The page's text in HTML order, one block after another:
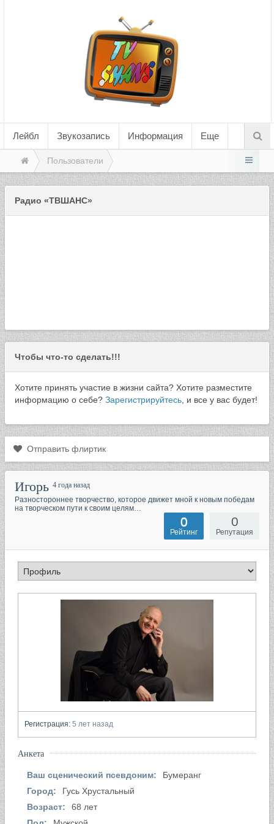
Лейбл Звукозапись Информация Еще
Пользователи
Радио «ТВШАНС»
Чтобы что-то сделать!!!
Хотите принять участие в жизни сайта? Хотите разместите
информацию о себе? Зарегистрируйтесь , и все у вас будет!
Отправить флиртик
Игорь 4 года назад
Разностороннее творчество, которое движет мной к новым победам
на творческом пути к своим целям…
0
Репутация
0
Рейтинг
Регистрация: 5 лет назад
Анкета
Ваш сценический псевдоним:
Бумеранг
Город:
Гусь Хрустальный
Возраст:
68 лет